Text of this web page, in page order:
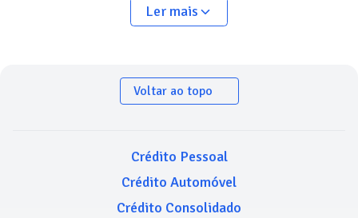
Ler mais
Voltar ao topo
Crédito Pessoal
Crédito Automóvel
Crédito Consolidado